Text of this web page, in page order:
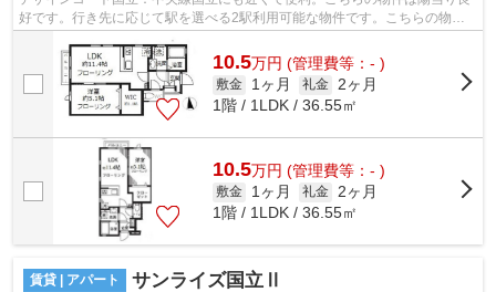
好です。行き先に応じて駅を選べる2駅利用可能な物件です。こちらの物件
はアパートです。できるだけ早めに不動...
10.5万円 (管理費等：- )
敷金 1ヶ月 礼金
2ヶ月
1階 / 1LDK / 36.55㎡
10.5万円 (管理費等：- )
敷金 1ヶ月 礼金
2ヶ月
1階 / 1LDK / 36.55㎡
賃貸 | アパート サンライズ国立Ⅱ